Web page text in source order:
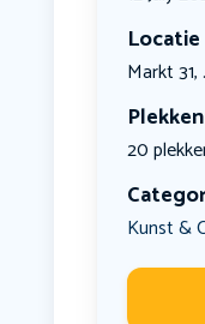
Locatie
Markt 31,
Plekken
20
Kunst &